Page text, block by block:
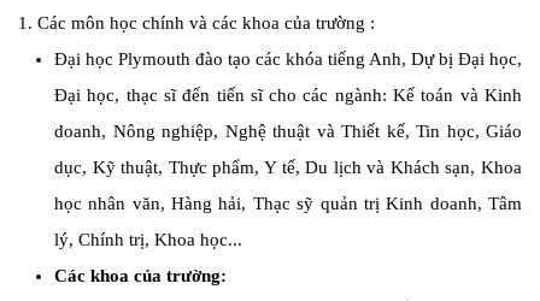
1. Các môn học chính và các khoa của trường :
Đại học Plymouth đào tạo các khóa tiếng Anh, Dự bị Đại học,
Đại học, thạc sĩ đến tiến sĩ cho các ngành: Kế toán và Kinh
doanh, Nông nghiệp, Nghệ thuật và Thiết kế, Tin học, Giáo
dục, Kỹ thuật, Thực phẩm, Y tế, Du lịch và Khách sạn, Khoa
học nhân văn, Hàng hải, Thạc sỹ quản trị Kinh doanh, Tâm
lý, Chính trị, Khoa học...
Các khoa của trường: